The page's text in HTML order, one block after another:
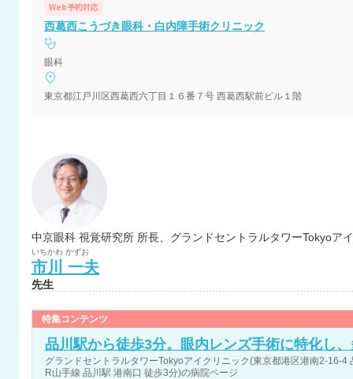
Web予約対応
西葛西こうづき眼科・白内障手術クリニック
眼科
東京都江戸川区西葛西六丁目１６番７号 西葛西駅前ビル１階
中京眼科 視覚研究所 所長、グランドセントラルタワーTokyoア
いちかわ かずお
市川 一夫
先生
特集コンテンツ
品川駅から徒歩3分。眼内レンズ手術に特化し
グランドセントラルタワーTokyoアイクリニック(東京都港区港南2-16-
R山手線 品川駅 港南口 徒歩3分)の病院ページ